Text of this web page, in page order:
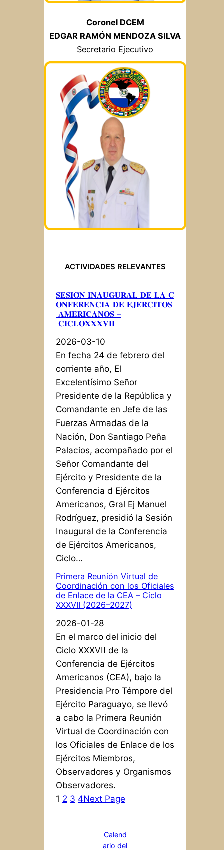
Coronel DCEM
EDGAR RAMÓN MENDOZA SILVA
Secretario Ejecutivo
ACTIVIDADES RELEVANTES
𝐒𝐄𝐒𝐈𝐎́𝐍 𝐈𝐍𝐀𝐔𝐆𝐔𝐑𝐀𝐋 𝐃𝐄 𝐋𝐀 𝐂
𝐎𝐍𝐅𝐄𝐑𝐄𝐍𝐂𝐈𝐀 𝐃𝐄 𝐄𝐉𝐄́𝐑𝐂𝐈𝐓𝐎𝐒
𝐀𝐌𝐄𝐑𝐈𝐂𝐀𝐍𝐎𝐒 –
𝐂𝐈𝐂𝐋𝐎𝐗𝐗𝐗𝐕𝐈𝐈
2026-03-10
En fecha 24 de febrero del
corriente año, El
Excelentísimo Señor
Presidente de la República y
Comandante en Jefe de las
Fuerzas Armadas de la
Nación, Don Santiago Peña
Palacios, acompañado por el
Señor Comandante del
Ejército y Presidente de la
Conferencia d Ejércitos
Americanos, Gral Ej Manuel
Rodríguez, presidió la Sesión
Inaugural de la Conferencia
de Ejércitos Americanos,
Ciclo…
Primera Reunión Virtual de
Coordinación con los Oficiales
de Enlace de la CEA – Ciclo
XXXVII (2026–2027)
2026-01-28
En el marco del inicio del
Ciclo XXXVII de la
Conferencia de Ejércitos
Americanos (CEA), bajo la
Presidencia Pro Témpore del
Ejército Paraguayo, se llevó
a cabo la Primera Reunión
Virtual de Coordinación con
los Oficiales de Enlace de los
Ejércitos Miembros,
Observadores y Organismos
Observadores.
1 2 3 4Next Page
Calend
ario del